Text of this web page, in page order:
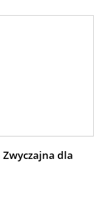
Zwyczajna dla